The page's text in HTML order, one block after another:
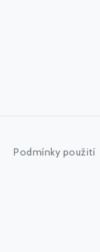
Podmínky použití